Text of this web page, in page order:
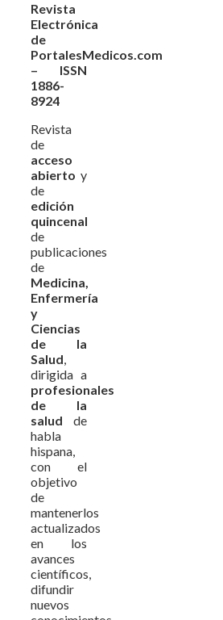
Revista
Electrónica
de
PortalesMedicos.com
– ISSN
1886-
8924
Revista
de
acceso
abierto y
de
edición
quincenal
de
publicaciones
de
Medicina,
Enfermería
y
Ciencias
de la
Salud,
dirigida a
profesionales
de la
salud de
habla
hispana,
con el
objetivo
de
mantenerlos
actualizados
en los
avances
científicos,
difundir
nuevos